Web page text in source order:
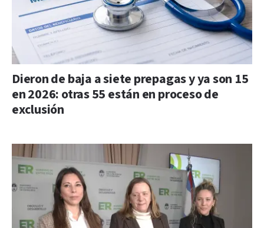
Dieron de baja a siete prepagas y ya son 15
en 2026: otras 55 están en proceso de
exclusión